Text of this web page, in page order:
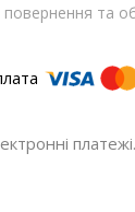
та